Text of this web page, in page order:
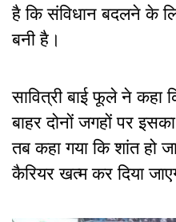
है कि संविधान बदलने के
बनी है।
सावित्री बाई फूले ने कहा
बाहर दोनों जगहों पर
तब कहा गया कि शांत हो
कैरियर खत्म कर दिया